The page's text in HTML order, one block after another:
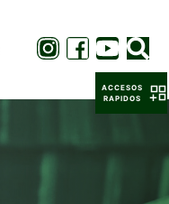
ACCESOS
RAPIDOS